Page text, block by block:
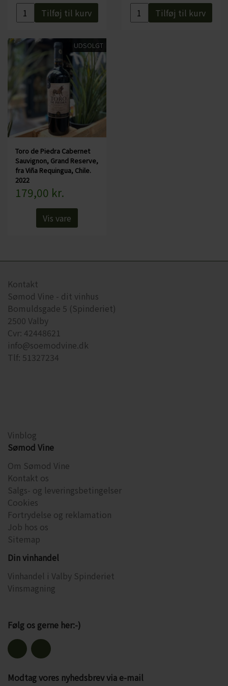
at skabe balance mellem syre og sukker i vinen. Vintrene
er milde og eftersom området ligger i læ af Andesbjergene,
så er der sjældent nattefrost.
Tilføj til kurv Tilføj til kurv
UDSOLGT
Toro de Piedra Cabernet
Sauvignon, Grand Reserve,
fra Viña Requingua, Chile.
2022
179,00 kr.
Vis vare
Kontakt
Sømod Vine - dit vinhus
Bomuldsgade 5 (Spinderiet)
2500 Valby
Cvr: 42448621
info@soemodvine.dk
Tlf: 51327234
Vinblog
Sømod Vine
Om Sømod Vine
Kontakt os
Salgs- og leveringsbetingelser
Cookies
Fortrydelse og reklamation
Job hos os
Sitemap
Din vinhandel
Vinhandel i Valby Spinderiet
Vinsmagning
Følg os gerne her:-)
Modtag vores nyhedsbrev via e-mail